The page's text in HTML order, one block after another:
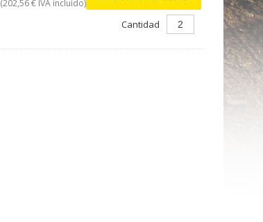
(202,56 € IVA incluído)
Cantidad